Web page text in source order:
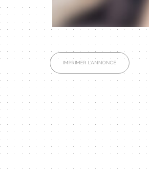
IMPRIMER L'ANNONCE